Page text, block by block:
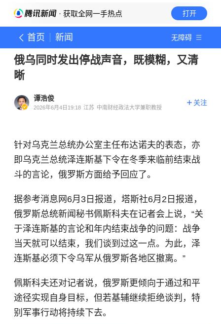
· 获取全网一手热点 打开
首页 新闻 无障碍
俄乌同时发出停战声音，既模糊，又清
晰
谭浩俊
2026年6月4日19:18 江苏 中南财经政法大学兼职教授
关注
针对乌克兰总统办公室主任布达诺夫的表态，亦
即乌克兰总统泽连斯基下令在冬季来临前结束战
斗的言论，俄罗斯方面给予回应了。
据参考消息网6月3日报道，塔斯社6月2日报道，
俄罗斯总统新闻秘书佩斯科夫在记者会上说，“关
于泽连斯基的言论和年内结束战争的问题：战争
当天就可以结束，我们谈到过这一点。为此，泽
连斯基必须下令乌军从俄罗斯各地区撤离。”
佩斯科夫还对记者说，俄罗斯更倾向于通过和平
途径实现自身目标，但若基辅继续拒绝谈判，特
别军事行动将持续下去。